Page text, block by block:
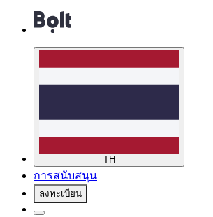
TH
การสนับสนุน
ลงทะเบียน